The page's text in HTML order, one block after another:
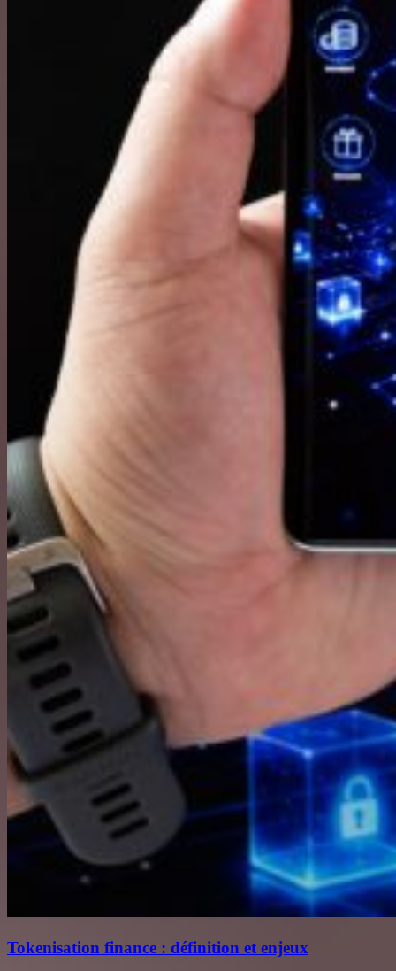
Tokenisation finance : définition et enjeux